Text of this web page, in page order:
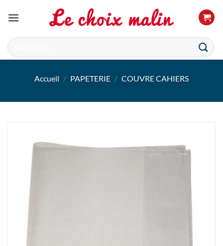
Recherche
pour :
Accueil / PAPETERIE / COUVRE CAHIERS